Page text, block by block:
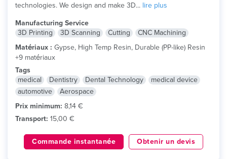
technologies. We design and make 3D... lire plus
Manufacturing Service
3D Printing
3D Scanning Cutting
CNC Machining
Matériaux : Gypse, High Temp Resin, Durable (PP-like) Resin
+9 matériaux
Tags
medical
Dentistry Dental Technology
medical device
automotive
Aerospace
Prix minimum: 8,14 €
Transport: 15,00 €
Commande instantanée Obtenir un devis